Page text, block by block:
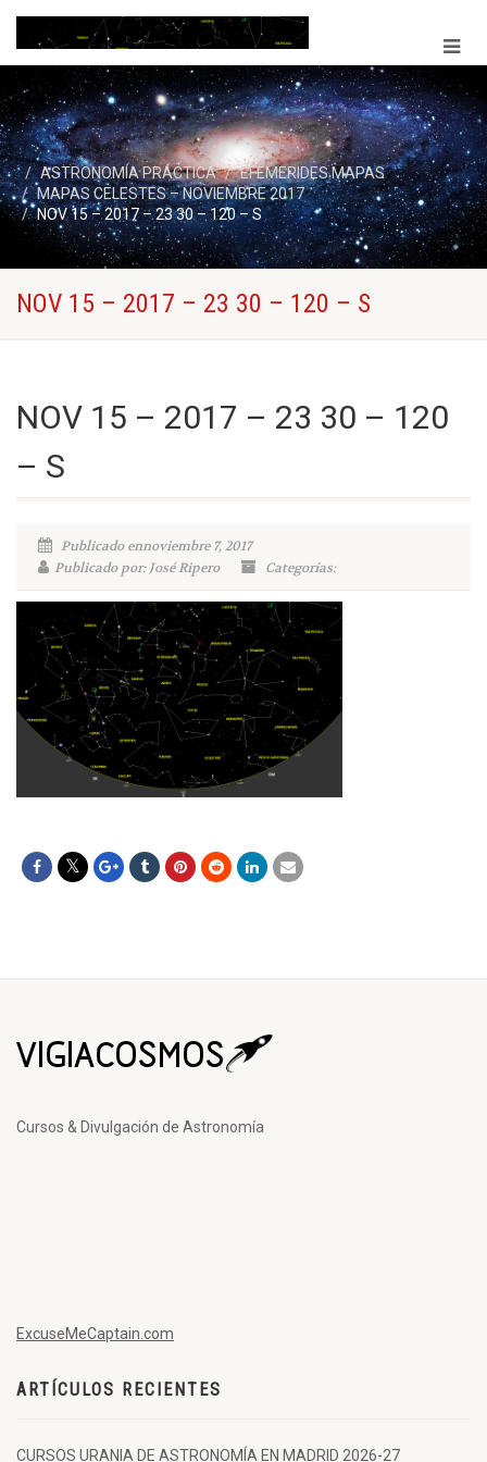
ASTRONOMÍA PRÁCTICA
EFEMERIDES MAPAS
MAPAS CELESTES – NOVIEMBRE 2017
NOV 15 – 2017 – 23 30 – 120 – S
NOV 15 – 2017 – 23 30 – 120 – S
NOV 15 – 2017 – 23 30 – 120
– S
Publicado ennoviembre 7, 2017
Publicado por: José Ripero
Categorías:
Cursos & Divulgación de Astronomía
ExcuseMeCaptain.com
ARTÍCULOS RECIENTES
CURSOS URANIA DE ASTRONOMÍA EN MADRID 2026-27